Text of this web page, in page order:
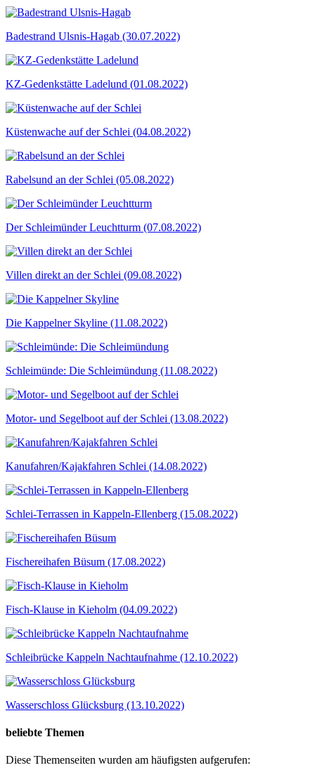
Badestrand Ulsnis-Hagab (30.07.2022)
KZ-Gedenkstätte Ladelund (01.08.2022)
Küstenwache auf der Schlei (04.08.2022)
Rabelsund an der Schlei (05.08.2022)
Der Schleimünder Leuchtturm (07.08.2022)
Villen direkt an der Schlei (09.08.2022)
Die Kappelner Skyline (11.08.2022)
Schleimünde: Die Schleimündung (11.08.2022)
Motor- und Segelboot auf der Schlei (13.08.2022)
Kanufahren/Kajakfahren Schlei (14.08.2022)
Schlei-Terrassen in Kappeln-Ellenberg (15.08.2022)
Fischereihafen Büsum (17.08.2022)
Fisch-Klause in Kieholm (04.09.2022)
Schleibrücke Kappeln Nachtaufnahme (12.10.2022)
Wasserschloss Glücksburg (13.10.2022)
beliebte Themen
Diese Themenseiten wurden am häufigsten aufgerufen: